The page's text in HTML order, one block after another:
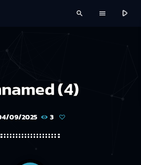
search menu play_arrow
(4)
09/2025 3